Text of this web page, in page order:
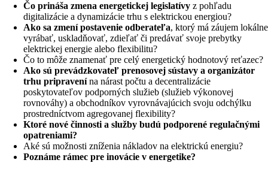
Čo prináša zmena energetickej legislatívyz pohľadu
digitalizácie a dynamizácie trhu s elektrickou energiou?
Ako sa zmení postavenie odberateľa, ktorý má záujem lokálne
vyrábať, uskladňovať, zdieľať či predávať svoje prebytky
elektrickej energie alebo flexibilitu?
Čo to môže znamenať pre celý energetický hodnotový reťazec?
Ako sú prevádzkovateľ prenosovej sústavy a organizátor
trhu pripravenína nárast počtu a decentralizácie
poskytovateľov podporných služieb (služieb výkonovej
rovnováhy) a obchodníkov vyrovnávajúcich svoju odchýlku
prostredníctvom agregovanej flexibility?
Ktoré nové činnosti a služby budú podporené regulačnými
opatreniami?
Aké sú možnosti zníženia nákladov na elektrickú energiu?
Poznáme rámec pre inovácie v energetike?